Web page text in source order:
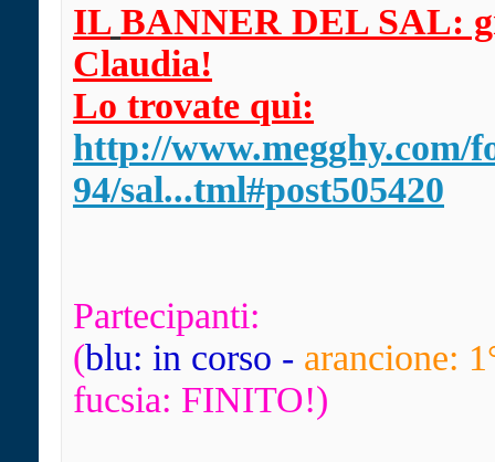
IL BANNER DEL SAL:
Claudia!
Lo trovate qui:
http://www.megghy.com/
94/sal...tml#post505420
Partecipanti:
(blu: in corso - arancione:
fucsia: FINITO!)